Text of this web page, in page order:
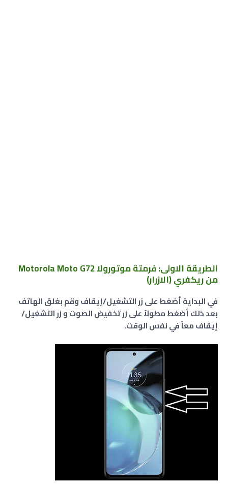
الطريقة الاولى: فرمتة موتورولا Motorola Moto G72
من ريكفري (الازرار)
في البداية أضغط على زر التشغيل/إيقاف وقم بغلق الهاتف
بعد ذلك أضغط مطولاً على زر تخفيض الصوت و زر التشغيل/
إيقاف معاً في نفس الوقت.